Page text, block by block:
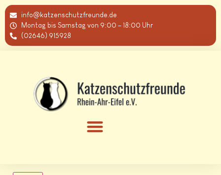
info@katzenschutzfreunde.de
Montag bis Samstag von 9:00 – 18:00 Uhr
(02646) 915928